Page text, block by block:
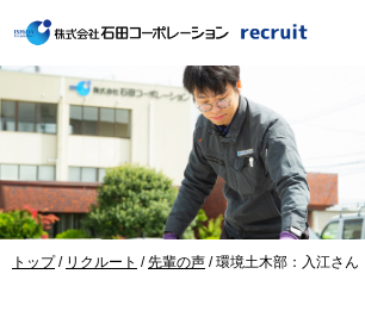
このページの本文へ
現
トップ/ リクルート /先輩の声 /環境土木部：入江さん